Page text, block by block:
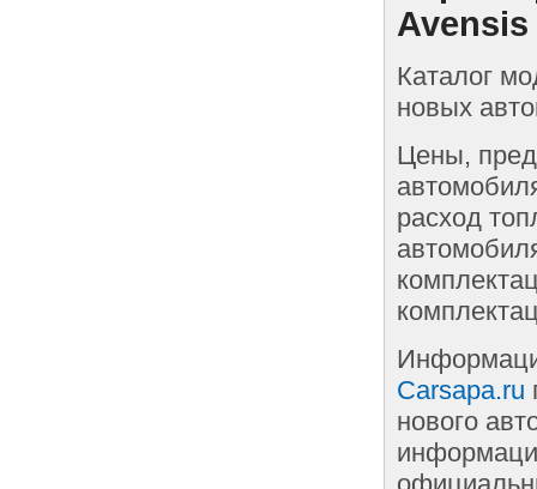
Avensis
Каталог
новых
Цены,
расход
Carsapa.ru
нового